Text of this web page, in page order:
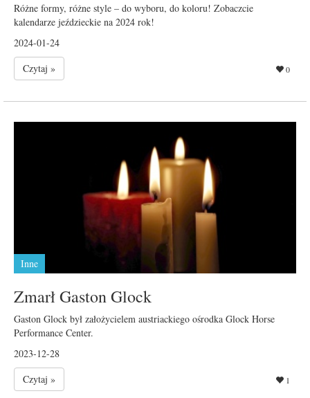
Różne formy, różne style – do wyboru, do koloru! Zobaczcie
kalendarze jeździeckie na 2024 rok!
2024-01-24
Czytaj »
0
Inne
Zmarł Gaston Glock
Gaston Glock był założycielem austriackiego ośrodka Glock Horse
Performance Center.
2023-12-28
Czytaj »
1